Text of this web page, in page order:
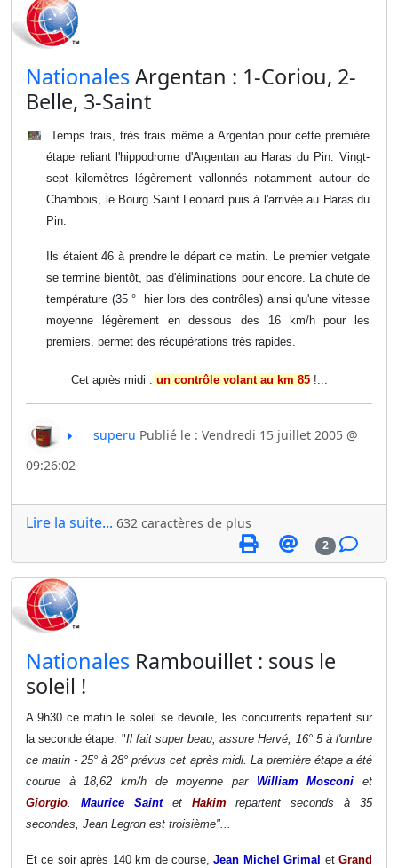
​NationalesArgentan : 1-Coriou, 2-
Belle, 3-Saint
Temps frais, très frais même à Argentan pour cette première
étape reliant l'hippodrome d'Argentan au Haras du Pin. Vingt-
sept kilomètres légèrement vallonnés notamment autour de
Chambois, le Bourg Saint Leonard puis à l'arrivée au Haras du
Pin.
Ils étaient 46 à prendre le départ ce matin. Le premier vetgate
se termine bientôt, pas d'éliminations pour encore. La chute de
température (35 ° hier lors des contrôles) ainsi qu'une vitesse
moyenne légèrement en dessous des 16 km/h pour les
premiers, permet des récupérations très rapides.
Cet après midi : un contrôle volant au km 85!...
superu Publié le : Vendredi 15 juillet 2005 @
09:26:02
Lire la suite... 632 caractères de plus
2
​Nationales Rambouillet : sous le
soleil !
A 9h30 ce matin le soleil se dévoile, les concurrents repartent sur
la seconde étape. "Il fait super beau, assure Hervé, 16° 5 à l'ombre
ce matin - 25° à 28° prévus cet après midi. La première étape a été
courue à 18,62 km/h de moyenne par William Mosconi et
Giorgio
Maurice Saintet Hakim repartent seconds à 35
secondes, Jean Legron est troisième"...
Et ce soir après 140 km de course,Jean Michel Grimal etGrand